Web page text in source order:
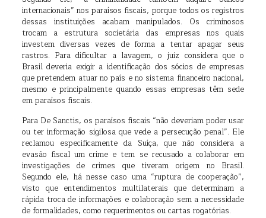
internacionais” nos paraísos fiscais, porque todos os registros
dessas instituições acabam manipulados. Os criminosos
trocam a estrutura societária das empresas nos quais
investem diversas vezes de forma a tentar apagar seus
rastros. Para dificultar a lavagem, o juiz considera que o
Brasil deveria exigir a identificação dos sócios de empresas
que pretendem atuar no país e no sistema financeiro nacional,
mesmo e principalmente quando essas empresas têm sede
em paraísos fiscais.
Para De Sanctis, os paraísos fiscais “não deveriam poder usar
ou ter informação sigilosa que vede a persecução penal”. Ele
reclamou especificamente da Suíça, que não considera a
evasão fiscal um crime e tem se recusado a colaborar em
investigações de crimes que tiveram origem no Brasil.
Segundo ele, há nesse caso uma “ruptura de cooperação”,
visto que entendimentos multilaterais que determinam a
rápida troca de informações e colaboração sem a necessidade
de formalidades, como requerimentos ou cartas rogatórias.